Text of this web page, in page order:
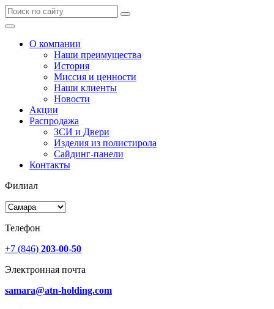
О компании
Наши преимущества
История
Миссия и ценности
Наши клиенты
Новости
Акции
Распродажа
ЗСИ и Двери
Изделия из полистирола
Сайдинг-панели
Контакты
Филиал
Телефон
+7 (846) 203-00-50
Электронная почта
samara@atn-holding.com